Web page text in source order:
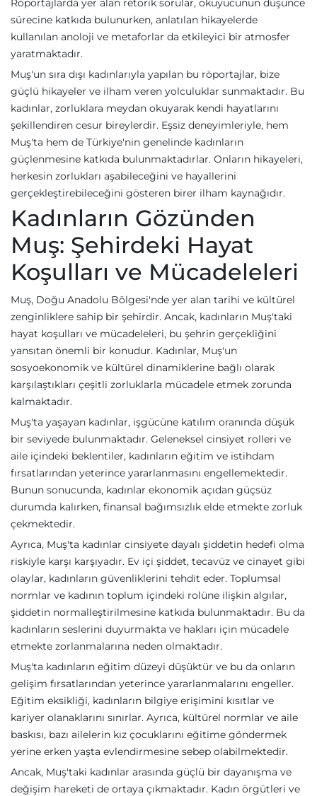
Röportajlarda yer alan retorik sorular, okuyucunun düşünce
sürecine katkıda bulunurken, anlatılan hikayelerde
kullanılan anoloji ve metaforlar da etkileyici bir atmosfer
yaratmaktadır.
Muş'un sıra dışı kadınlarıyla yapılan bu röportajlar, bize
güçlü hikayeler ve ilham veren yolculuklar sunmaktadır. Bu
kadınlar, zorluklara meydan okuyarak kendi hayatlarını
şekillendiren cesur bireylerdir. Eşsiz deneyimleriyle, hem
Muş'ta hem de Türkiye'nin genelinde kadınların
güçlenmesine katkıda bulunmaktadırlar. Onların hikayeleri,
herkesin zorlukları aşabileceğini ve hayallerini
gerçekleştirebileceğini gösteren birer ilham kaynağıdır.
Kadınların Gözünden
Muş: Şehirdeki Hayat
Koşulları ve Mücadeleleri
Muş, Doğu Anadolu Bölgesi'nde yer alan tarihi ve kültürel
zenginliklere sahip bir şehirdir. Ancak, kadınların Muş'taki
hayat koşulları ve mücadeleleri, bu şehrin gerçekliğini
yansıtan önemli bir konudur. Kadınlar, Muş'un
sosyoekonomik ve kültürel dinamiklerine bağlı olarak
karşılaştıkları çeşitli zorluklarla mücadele etmek zorunda
kalmaktadır.
Muş'ta yaşayan kadınlar, işgücüne katılım oranında düşük
bir seviyede bulunmaktadır. Geleneksel cinsiyet rolleri ve
aile içindeki beklentiler, kadınların eğitim ve istihdam
fırsatlarından yeterince yararlanmasını engellemektedir.
Bunun sonucunda, kadınlar ekonomik açıdan güçsüz
durumda kalırken, finansal bağımsızlık elde etmekte zorluk
çekmektedir.
Ayrıca, Muş'ta kadınlar cinsiyete dayalı şiddetin hedefi olma
riskiyle karşı karşıyadır. Ev içi şiddet, tecavüz ve cinayet gibi
olaylar, kadınların güvenliklerini tehdit eder. Toplumsal
normlar ve kadının toplum içindeki rolüne ilişkin algılar,
şiddetin normalleştirilmesine katkıda bulunmaktadır. Bu da
kadınların seslerini duyurmakta ve hakları için mücadele
etmekte zorlanmalarına neden olmaktadır.
Muş'ta kadınların eğitim düzeyi düşüktür ve bu da onların
gelişim fırsatlarından yeterince yararlanmalarını engeller.
Eğitim eksikliği, kadınların bilgiye erişimini kısıtlar ve
kariyer olanaklarını sınırlar. Ayrıca, kültürel normlar ve aile
baskısı, bazı ailelerin kız çocuklarını eğitime göndermek
yerine erken yaşta evlendirmesine sebep olabilmektedir.
Ancak, Muş'taki kadınlar arasında güçlü bir dayanışma ve
değişim hareketi de ortaya çıkmaktadır. Kadın örgütleri ve